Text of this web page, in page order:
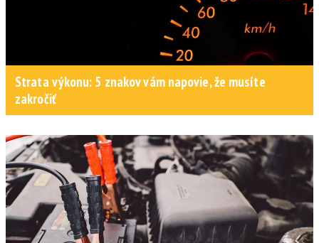
Strata výkonu: 5 znakov vám napovie, že musíte
zakročiť